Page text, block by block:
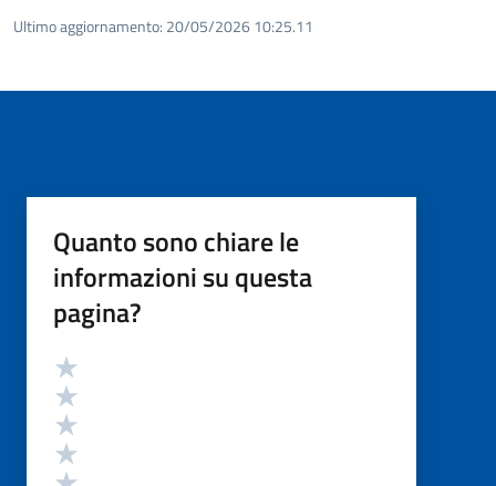
Ultimo aggiornamento: 20/05/2026 10:25.11
Quanto sono chiare le
informazioni su questa
pagina?
Valutazione